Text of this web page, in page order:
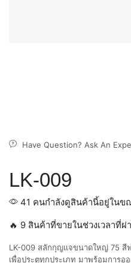
Have Question? Ask An
LK-009
41 คนกำลังดูสินค้านี้อยู่ในข
🔥 9 สินค้าที่ขายในช่วงเวลาที่
LK-009 สลักกุญแจขนาดใหญ่ 75 สี
เพื่อประตูทุกประเภท มาพร้อมการอ